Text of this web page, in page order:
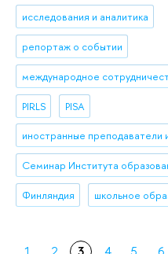
исследования и аналитика
репортаж о событии
международное
PIRLS PISA
Финляндия школьное